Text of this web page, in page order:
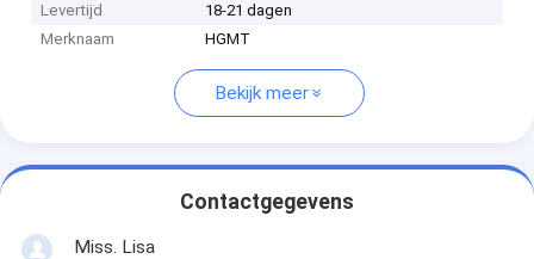
Levertijd
18-21 dagen
Merknaam
HGMT
Bekijk meer
Contactgegevens
Miss. Lisa